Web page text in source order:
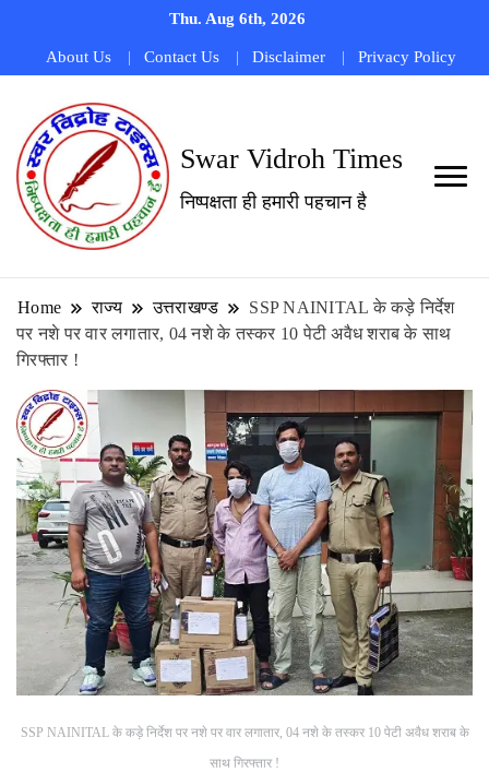
Thu. Aug 6th, 2026
About Us Contact Us Disclaimer Privacy Policy
Swar Vidroh Times
निष्पक्षता ही हमारी पहचान है
Home राज्य उत्तराखण्ड
SSP NAINITAL के कड़े निर्देश
पर नशे पर वार लगातार, 04 नशे के तस्कर 10 पेटी अवैध शराब के साथ
गिरफ्तार !
SSP NAINITAL के कड़े निर्देश पर नशे पर वार लगातार, 04 नशे के तस्कर 10 पेटी अवैध शराब के
साथ गिरफ्तार !